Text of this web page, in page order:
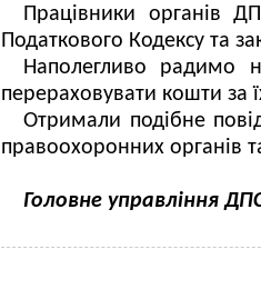
Працівники органів
Податкового Кодексу та
Наполегливо радимо
перераховувати кошти за
Отримали подібне
правоохоронних органів
Головне управління